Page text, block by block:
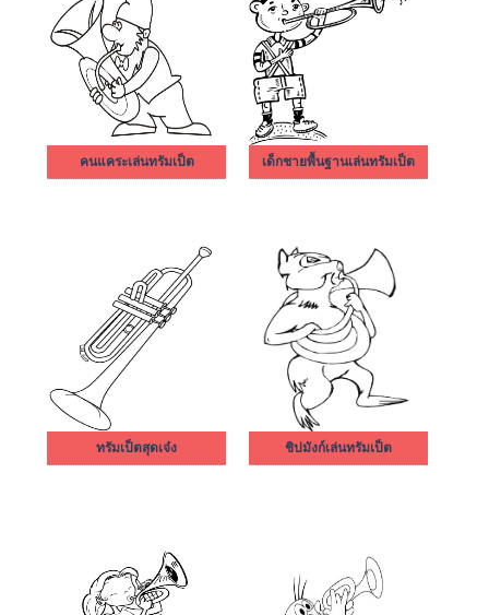
คนแคระเล่นทรัมเป็ต เด็กชายพื้นฐานเล่นทรัมเป็ต
ทรัมเป็ตสุดเจ๋ง ชิปมังก์เล่นทรัมเป็ต